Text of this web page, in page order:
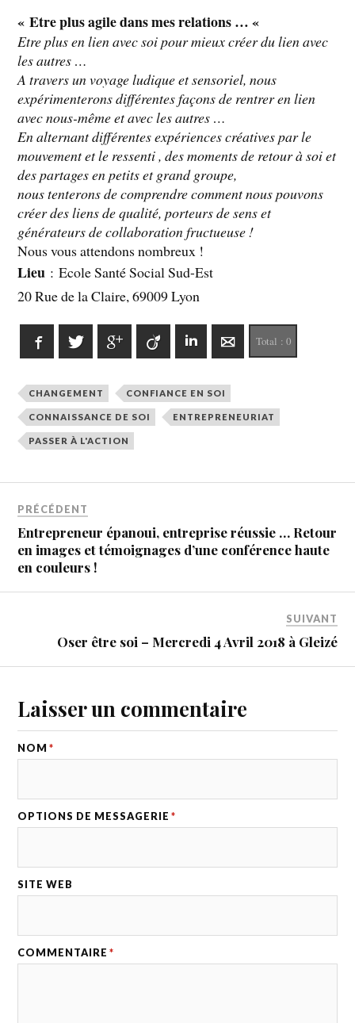
« Etre plus agile dans mes relations … «
Etre plus en lien avec soi pour mieux créer du lien avec
les autres …
A travers un voyage ludique et sensoriel, nous
expérimenterons différentes façons de rentrer en lien
avec nous-même et avec les autres …
En alternant différentes expériences créatives par le
mouvement et le ressenti , des moments de retour à soi et
des partages en petits et grand groupe,
nous tenterons de comprendre comment nous pouvons
créer des liens de qualité, porteurs de sens et
générateurs de collaboration fructueuse !
Nous vous attendons nombreux !
Lieu : Ecole Santé Social Sud-Est
20 Rue de la Claire, 69009 Lyon
FacebookTwitter Google+ Viadeo LinkedInE-mailTotal : 0
CHANGEMENT CONFIANCE EN SOI
CONNAISSANCE DE SOI ENTREPRENEURIAT
PASSER À L'ACTION
PRÉCÉDENT
Entrepreneur épanoui, entreprise réussie … Retour
en images et témoignages d’une conférence haute
en couleurs !
SUIVANT
Oser être soi – Mercredi 4 Avril 2018 à Gleizé
Laisser un commentaire
NOM *
OPTIONS DE MESSAGERIE *
SITE WEB
COMMENTAIRE *